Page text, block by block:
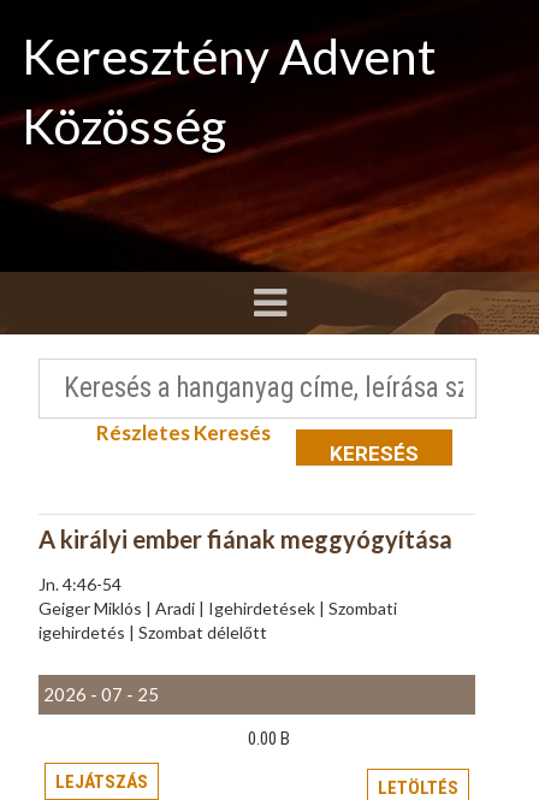
Keresztény Advent
Közösség
KERESÉS
Részletes Keresés
A királyi ember fiának meggyógyítása
Jn. 4:46-54
Geiger Miklós | Aradi | Igehirdetések | Szombati
igehirdetés | Szombat délelőtt
2026 - 07 - 25
0.00 B
LEJÁTSZÁS
LETÖLTÉS